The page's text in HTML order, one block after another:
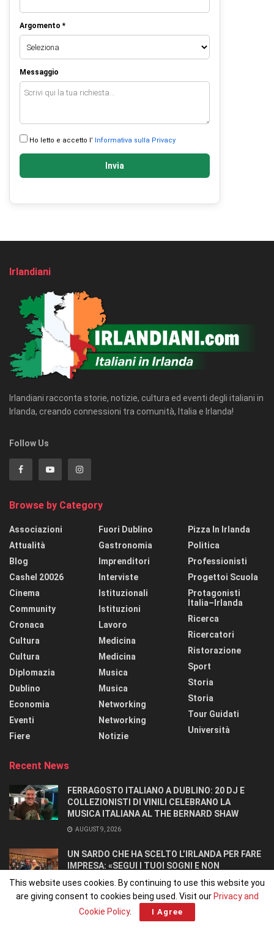
Argomento *
Messaggio
Ho letto e accetto l’ Informativa sulla Privacy
Invia
Irlandiani
Irlandiani racconta storie, notizie, cultura ed eventi degli italiani in
Irlanda, creando connessioni tra comunità, Italia e Irlanda!
Follow Us
Browse by Category
Associazioni
Attualità
Blog
Cashel 20026
Cinema
Community
Cronaca
Cultura
Cultura
Diplomazia
Dublino
Economia
Eventi
Fiere
Fuori Dublino
Gastronomia
Imprenditori
Interviste
Istituzionali
Istituzioni
Lavoro
Medicina
Medicina
Musica
Musica
Networking
Networking
Notizie
Pizza In Irlanda
Politica
Professionisti
Progettoi Scuola
Protagonisti
Italia–Irlanda
Ricerca
Ricercatori
Ristorazione
Sport
Storia
Storia
Tour Guidati
Università
Recent News
FERRAGOSTO ITALIANO A DUBLINO: 20 DJ E
COLLEZIONISTI DI VINILI CELEBRANO LA
MUSICA ITALIANA AL THE BERNARD SHAW
AUGUST 9, 2026
UN SARDO CHE HA SCELTO L’IRLANDA PER FARE
IMPRESA: «SEGUI I TUOI SOGNI E NON
RINUNCIARCI». SI CONOSCONO IN UN OSTELLO.
AUGUST 8, 2026
This website uses cookies. By continuing to use this website you
are giving consent to cookies being used. Visit our Privacy and
Cookie Policy. I Agree